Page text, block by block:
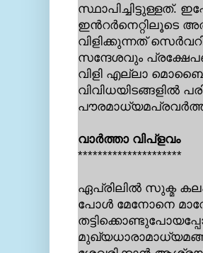
സ്ഥാപിച്ചിട്ടുള്ളത്.
ഇന്‍റര്‍നെറ്റിലൂടെ
വിളിക്കുന്നത്
സന്ദേശവും
വിളി എല്ലാ
വിവിധയിടങ്ങളില്‍
വാര്‍ത്താ വിപ്ളവം
*********************
ഏപ്രിലില്‍ സുക്മ
പോള്‍ മേനോനെ